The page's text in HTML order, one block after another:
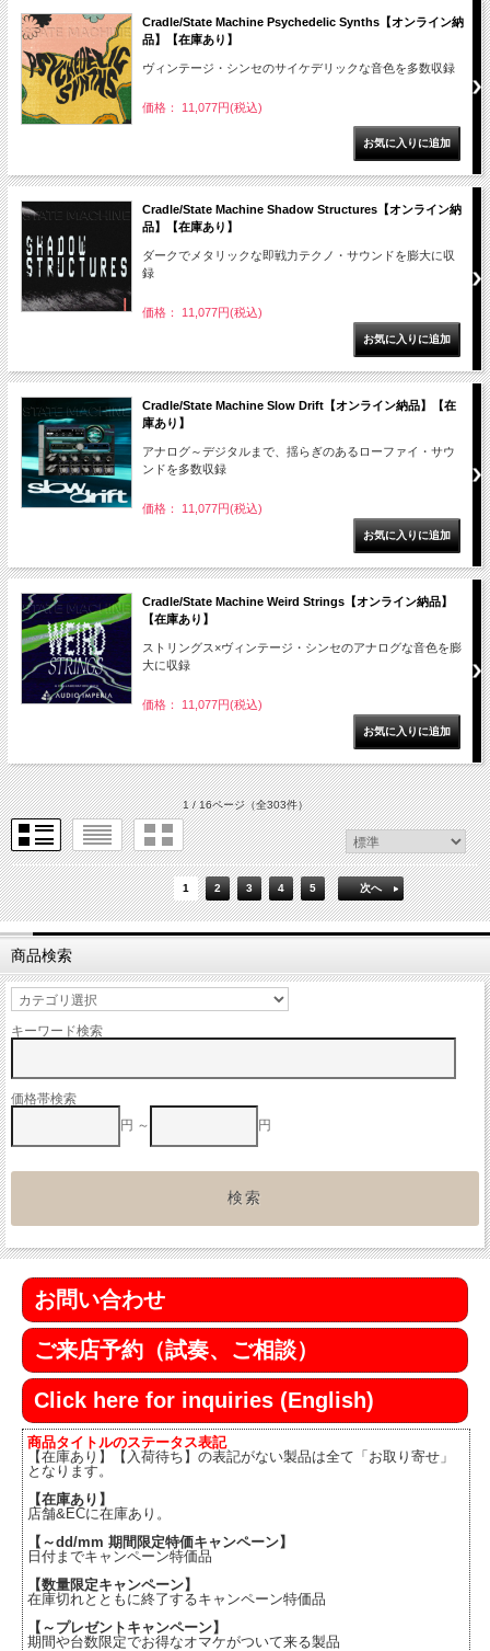
Cradle/State Machine Psychedelic Synths【オンライン納
品】【在庫あり】
ヴィンテージ・シンセのサイケデリックな音色を多数収録
価格： 11,077円(税込)
Cradle/State Machine Shadow Structures【オンライン納
品】【在庫あり】
ダークでメタリックな即戦力テクノ・サウンドを膨大に収
録
価格： 11,077円(税込)
Cradle/State Machine Slow Drift【オンライン納品】【在
庫あり】
アナログ～デジタルまで、揺らぎのあるローファイ・サウ
ンドを多数収録
価格： 11,077円(税込)
Cradle/State Machine Weird Strings【オンライン納品】
【在庫あり】
ストリングス×ヴィンテージ・シンセのアナログな音色を膨
大に収録
価格： 11,077円(税込)
1 / 16ページ（全303件）
1 2 3 4 5 次へ
商品検索
キーワード検索
価格帯検索
円 ～
円
お問い合わせ
ご来店予約（試奏、ご相談）
Click here for inquiries (English)
商品タイトルのステータス表記
【在庫あり】【入荷待ち】の表記がない製品は全て「お取り寄せ」
となります。
【在庫あり】
店舗&ECに在庫あり。
【～dd/mm 期間限定特価キャンペーン】
日付までキャンペーン特価品
【数量限定キャンペーン】
在庫切れとともに終了するキャンペーン特価品
【～プレゼントキャンペーン】
期間や台数限定でお得なオマケがついて来る製品